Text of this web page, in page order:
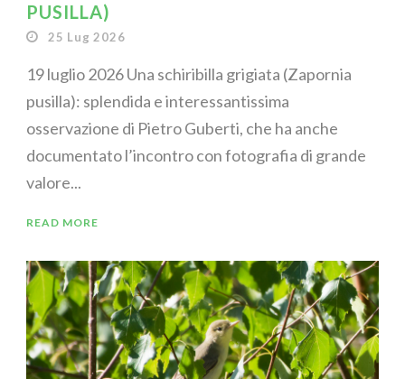
PUSILLA)
25 Lug 2026
19 luglio 2026 Una schiribilla grigiata (Zapornia
pusilla): splendida e interessantissima
osservazione di Pietro Guberti, che ha anche
documentato l’incontro con fotografia di grande
valore...
READ MORE